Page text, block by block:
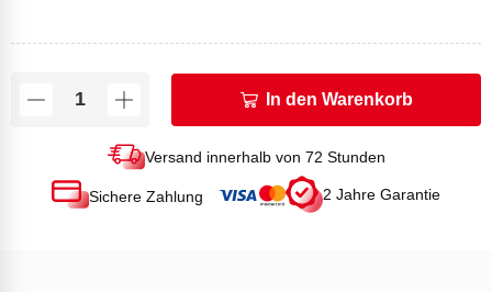
In den Warenkorb
Versand innerhalb von 72 Stunden
Sichere Zahlung 2 Jahre Garantie